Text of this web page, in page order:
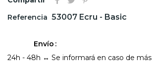
Referencia 53007 Ecru - Basic
Envío
24h - 48h ↔ Se informará en caso de